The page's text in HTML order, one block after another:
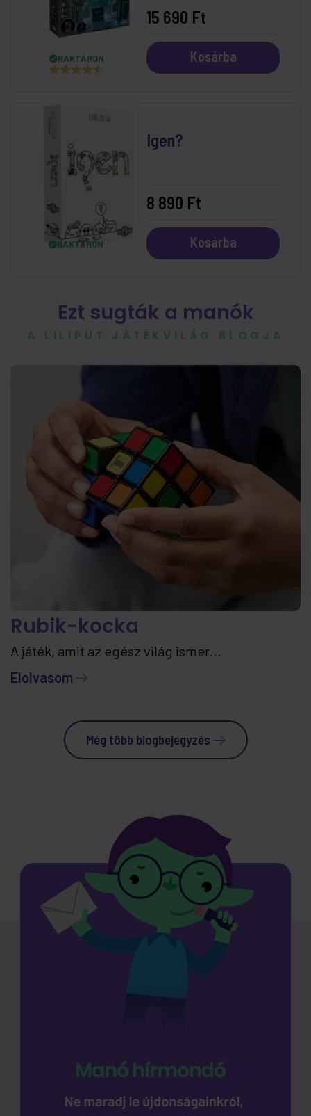
RAKTÁRON
15 690 Ft
Kosárba
RAKTÁRON
Igen?
8 890 Ft
Kosárba
Ezt sugták a manók
A LILIPUT JÁTÉKVILÁG BLOGJA
Rubik-kocka
A játék, amit az egész világ ismer...
Elolvasom
Még több blogbejegyzés